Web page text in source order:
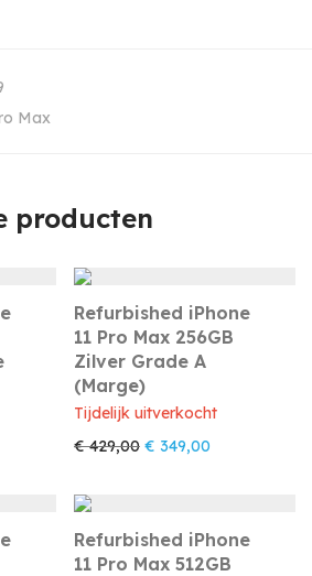
Max
producten
prijs was: € 449,00.
prijs is: € 369,00.
Refurbished iPhone
11 Pro Max 256GB
Zilver Grade A
(Marge)
Tijdelijk uitverkocht
€429,00 Oorspronkelijke prijs
€ 349,00
Refurbished iPhone
11 Pro Max 512GB